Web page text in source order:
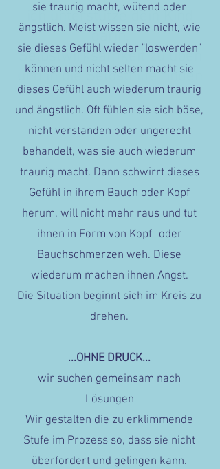
ich unterstütze dein Kind
darin,
Selbstwirksamkeit zu üben
und in die Selbsthilfe finden
sie traurig macht, wütend oder
ängstlich. Meist wissen sie nicht, wie
sie dieses Gefühl wieder "loswerden"
können und nicht selten macht sie
dieses Gefühl auch wiederum traurig
und ängstlich. Oft fühlen sie sich böse,
nicht verstanden oder ungerecht
behandelt, was sie auch wiederum
traurig macht. Dann schwirrt dieses
Gefühl in ihrem Bauch oder Kopf
herum, will nicht mehr raus und tut
ihnen in Form von Kopf- oder
Bauchschmerzen weh. Diese
wiederum machen ihnen Angst.
Die Situation beginnt sich im Kreis zu
drehen.
...OHNE DRUCK...
wir suchen gemeinsam nach
Lösungen
Wir gestalten die zu erklimmende
Stufe im Prozess so, dass sie nicht
überfordert und gelingen kann.